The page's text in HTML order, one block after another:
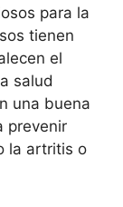
para la
tienen
el
salud
una buena
prevenir
la artritis o